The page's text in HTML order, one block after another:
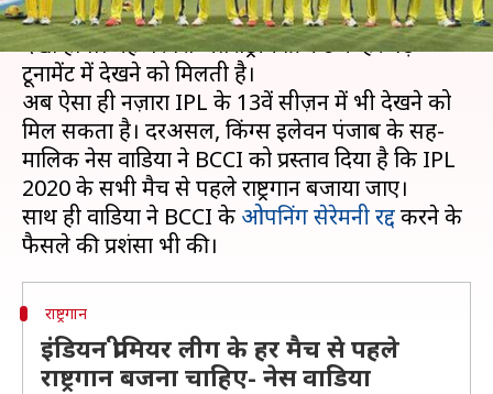
आपने अक्सर अंतर्राष्ट्रीय क्रिकेट मैच से पहले राष्ट्रगान होते
देखा होगा। यह परंपरा अंतर्राष्ट्रीय क्रिकेट के हर बड़े
टूर्नामेंट में देखने को मिलती है।
अब ऐसा ही नज़ारा IPL के 13वें सीज़न में भी देखने को
मिल सकता है। दरअसल, किंग्स इलेवन पंजाब के सह-
मालिक नेस वाडिया ने BCCI को प्रस्ताव दिया है कि IPL
2020 के सभी मैच से पहले राष्ट्रगान बजाया जाए।
साथ ही वाडिया ने BCCI के ओपनिंग सेरेमनी रद्दकरने के
राष्ट्रगान
इंडियन प्रीमियर लीग के हर मैच से पहले
राष्ट्रगान बजना चाहिए- नेस वाडिया